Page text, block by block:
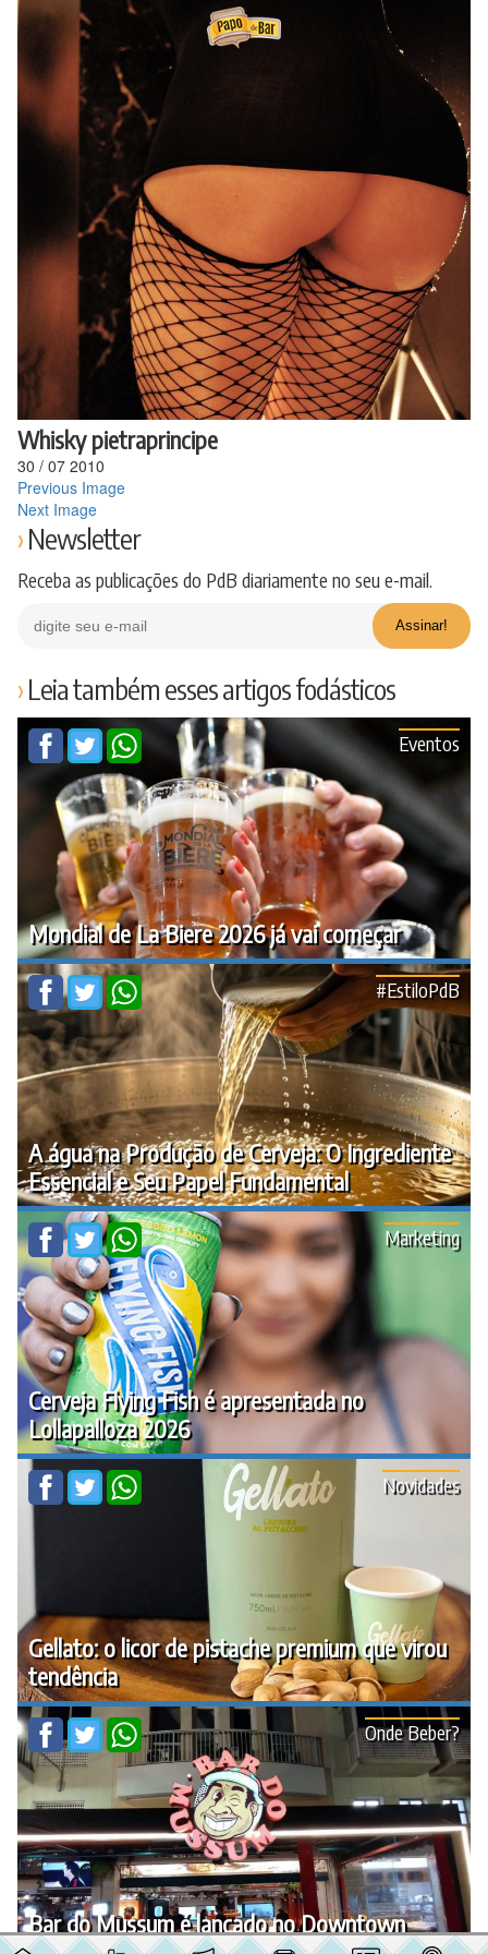
para
conteúdo
Whisky pietraprincipe
30 / 07 2010
Previous Image
Next Image
Newsletter
Receba as publicações do PdB diariamente no seu e-mail.
Leia também esses artigos fodásticos
Mondial de La Biere 2026 já vai começar
Eventos
A água na Produção de Cerveja: O Ingrediente
Essencial e Seu Papel Fundamental
#EstiloPdB
Cerveja Flying Fish é apresentada no
Lollapalloza 2026
Marketing
Gellato: o licor de pistache premium que virou
tendência
Novidades
Bar do Mussum é lançado no Downtown
Onde Beber?